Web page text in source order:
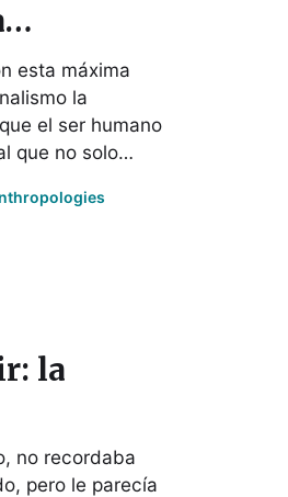
esta máxima
la
el ser humano
que no solo…
la
no recordaba
pero le parecía